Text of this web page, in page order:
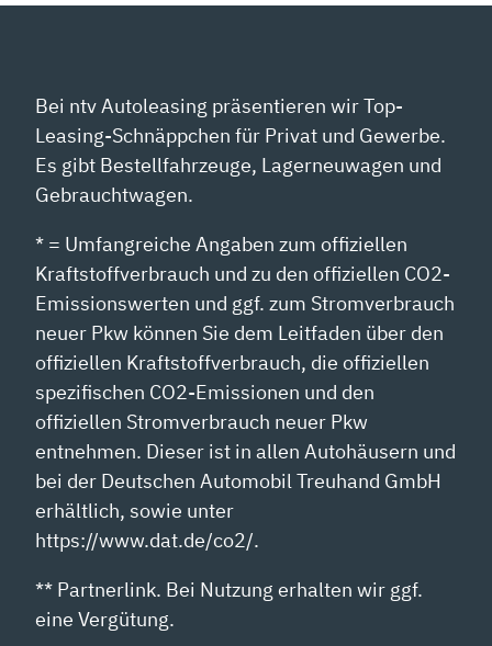
Bei ntv Autoleasing präsentieren wir Top-
Leasing-Schnäppchen für Privat und Gewerbe.
Es gibt Bestellfahrzeuge, Lagerneuwagen und
Gebrauchtwagen.
* = Umfangreiche Angaben zum offiziellen
Kraftstoffverbrauch und zu den offiziellen CO2-
Emissionswerten und ggf. zum Stromverbrauch
neuer Pkw können Sie dem Leitfaden über den
offiziellen Kraftstoffverbrauch, die offiziellen
spezifischen CO2-Emissionen und den
offiziellen Stromverbrauch neuer Pkw
entnehmen. Dieser ist in allen Autohäusern und
bei der Deutschen Automobil Treuhand GmbH
erhältlich, sowie unter
https://www.dat.de/co2/.
** Partnerlink. Bei Nutzung erhalten wir ggf.
eine Vergütung.